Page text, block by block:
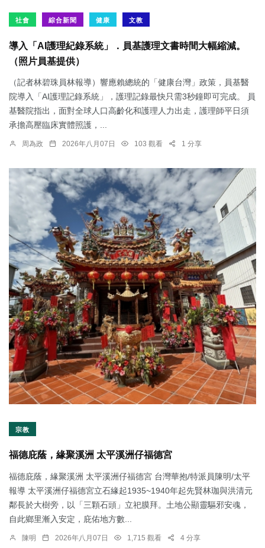
社會 綜合新聞 健康 文教
導入「AI護理紀錄系統」．員基護理文書時間大幅縮減。
（照片員基提供）
（記者林碧珠員林報導）響應賴總統的「健康台灣」政策，員基醫
院導入「AI護理記錄系統」，護理記錄最快只需3秒鐘即可完成。 員
基醫院指出，面對全球人口高齡化和護理人力出走，護理師平日須
承擔高壓臨床實體照護，...
周為政 2026年八月07日 103 觀看 1 分享
宗教
福德庇蔭，緣聚溪洲 太平溪洲仔福德宮
福德庇蔭，緣聚溪洲 太平溪洲仔福德宮 台灣華抱/特派員陳明/太平
報導 太平溪洲仔福德宮立石緣起1935~1940年起先賢林珈與洪清元
鄰長於大樹旁，以「三顆石頭」立祀膜拜。土地公顯靈驅邪安魂，
自此鄉里漸入安定，庇佑地方數...
陳明 2026年八月07日 1,715 觀看 4 分享